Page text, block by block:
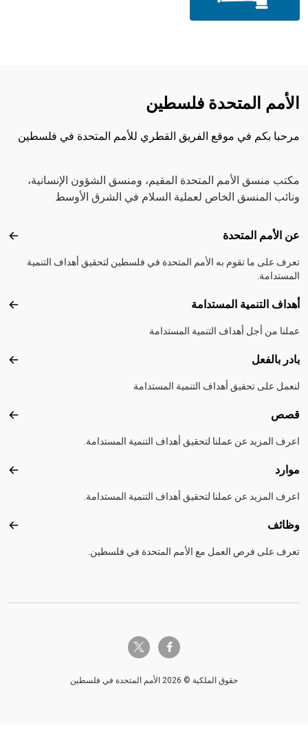
الأمم المتحدة فلسطين
مرحبا بكم في موقع الفريق القطري للأمم المتحدة في فلسطين
مكتب منسق الأمم المتحدة المقيم، ومنسق الشؤون الإنسانية،
ونائب المنسق الخاص لعملية السلام في الشرق الأوسط
Footer menu
عن الأمم المتحدة عن
تعرف على ما تقوم به الأمم المتحدة في فلسطين لتحقيق أهداف التنمية
المستدامة.
أهداف التنمية المستدامة
عملنا من أجل أهداف التنمية المستدامة
بادر بالفعل
لنعمل على تحقيق أهداف التنمية المستدامة
قصص
اعرف المزيد عن عملنا لتحقيق أهداف التنمية المستدامة.
موارد
اعرف المزيد عن عملنا لتحقيق أهداف التنمية المستدامة.
وظائف
تعرف على فرص العمل مع الأمم المتحدة في فلسطين.
facebook-f
twitter-x
حقوق الملكية © 2026 الأمم المتحدة في فلسطين